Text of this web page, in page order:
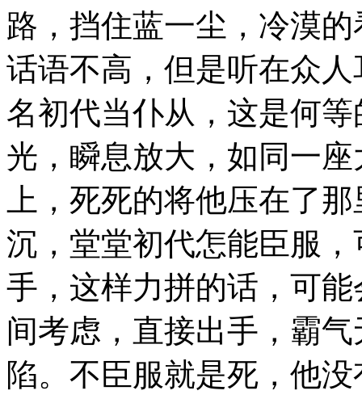
路，挡住蓝一尘，冷漠
话语不高，但是听在众
名初代当仆从，这是何
光，瞬息放大，如同一
上，死死的将他压在了
沉，堂堂初代怎能臣服
手，这样力拼的话，可
间考虑，直接出手，霸
陷。不臣服就是死，他